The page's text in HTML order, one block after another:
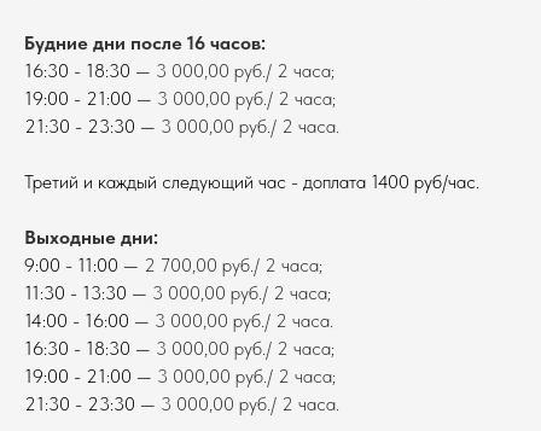
Будние дни после 16 часов:
16:30 - 18:30 — 3 000,00 руб./ 2 часа;
19:00 - 21:00 — 3 000,00 руб./ 2 часа;
21:30 - 23:30 — 3 000,00 руб./ 2 часа.
Третий и каждый следующий час - доплата 1400 руб/час.
Выходные дни:
9:00 - 11:00 — 2 700,00 руб./ 2 часа;
11:30 - 13:30 — 3 000,00 руб./ 2 часа;
14:00 - 16:00 — 3 000,00 руб./ 2 часа.
16:30 - 18:30 — 3 000,00 руб./ 2 часа;
19:00 - 21:00 — 3 000,00 руб./ 2 часа;
21:30 - 23:30 — 3 000,00 руб./ 2 часа.